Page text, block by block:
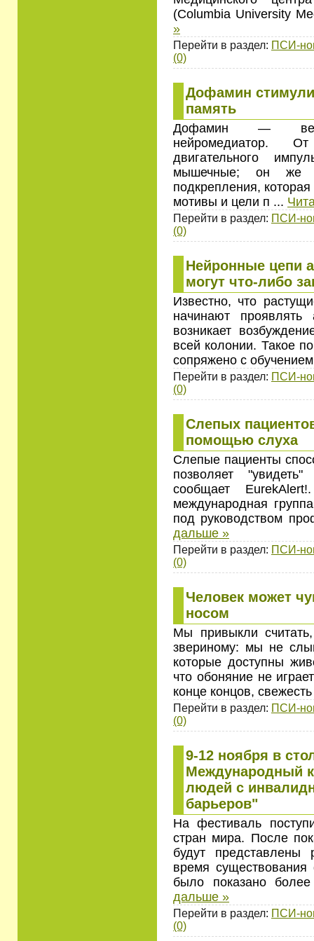
(Columbia University
»
Перейти в раздел: ПСИ-
(0)
Дофамин
память
Дофамин —
нейромедиатор.
двигательного
мышечные; он же
подкрепления,
мотивы и цели п ...
Перейти в раздел: ПСИ-
(0)
Нейронные цепи
могут что-либо
Известно, что
начинают проявлять
возникает
всей колонии. Такое
сопряжено с
Перейти в раздел: ПСИ-
(0)
Слепых
помощью слуха
Слепые пациенты
позволяет
сообщает
международная
под руководством
дальше »
Перейти в раздел: ПСИ-
(0)
Человек может
носом
Мы привыкли
звериному: мы не
которые доступны
что обоняние не
конце концов,
Перейти в раздел: ПСИ-
(0)
9-12 ноября в
Международный
людей с
барьеров"
На фестиваль
стран мира. После
будут представлены
время
было показано
дальше »
Перейти в раздел: ПСИ-
(0)